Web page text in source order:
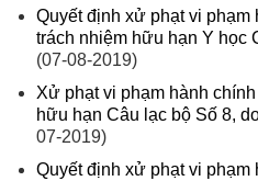
Quyết định xử phạt vi
trách nhiệm hữu hạn Y học
(07-08-2019)
Xử phạt vi phạm hành
hữu hạn Câu lạc bộ Số 8,
07-2019)
Quyết định xử phạt vi